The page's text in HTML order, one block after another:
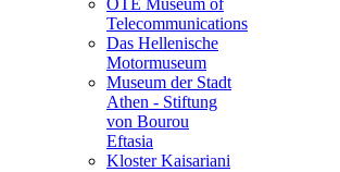
OTE Museum of
Telecommunications
Das Hellenische
Motormuseum
Museum der Stadt
Athen - Stiftung
von Bourou
Eftasia
Kloster Kaisariani